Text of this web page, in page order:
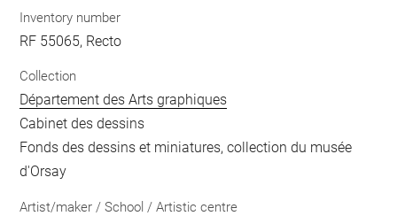
Inventory number
RF 55065, Recto
Collection
Département des Arts graphiques
Cabinet des dessins
Fonds des dessins et miniatures, collection du musée
d'Orsay
Artist/maker / School / Artistic centre